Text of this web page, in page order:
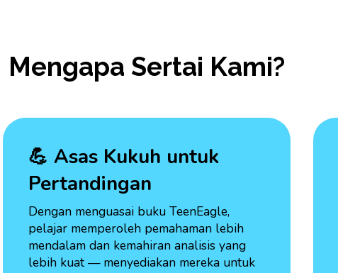
Mengapa Sertai Kami?
💪 Asas Kukuh untuk
Pertandingan
Dengan menguasai buku TeenEagle,
pelajar memperoleh pemahaman lebih
mendalam dan kemahiran analisis yang
lebih kuat — menyediakan mereka untuk